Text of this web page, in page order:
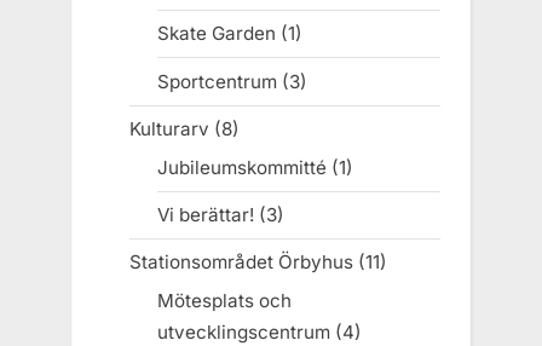
Skate Garden (1)
Sportcentrum(3)
Kulturarv (8)
Jubileumskommitté (1)
Vi berättar! (3)
Stationsområdet Örbyhus(11)
Mötesplats och
utvecklingscentrum(4)